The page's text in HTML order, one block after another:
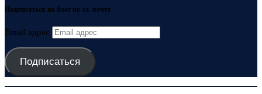
Подписаться на блог по эл. почте
Email адрес
Подписаться